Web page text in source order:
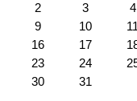
2
3 4
9
10 11
16
17
23
24
30
31